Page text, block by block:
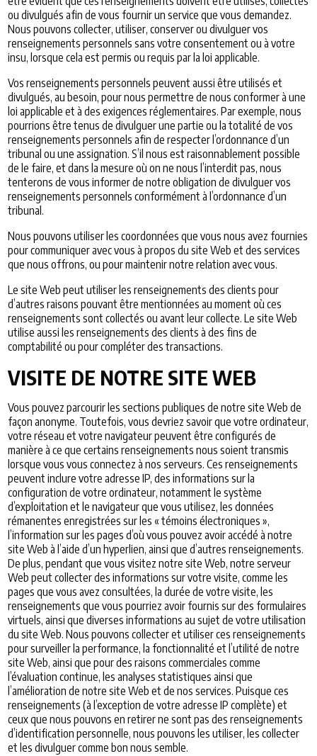
ou divulgués afin de vous fournir un service que vous demandez.
Nous pouvons collecter, utiliser, conserver ou divulguer vos
renseignements personnels sans votre consentement ou à votre
insu, lorsque cela est permis ou requis par la loi applicable.
Vos renseignements personnels peuvent aussi être utilisés et
divulgués, au besoin, pour nous permettre de nous conformer à une
loi applicable et à des exigences réglementaires. Par exemple, nous
pourrions être tenus de divulguer une partie ou la totalité de vos
renseignements personnels afin de respecter l’ordonnance d’un
tribunal ou une assignation. S’il nous est raisonnablement possible
de le faire, et dans la mesure où on ne nous l’interdit pas, nous
tenterons de vous informer de notre obligation de divulguer vos
renseignements personnels conformément à l’ordonnance d’un
tribunal.
Nous pouvons utiliser les coordonnées que vous nous avez fournies
pour communiquer avec vous à propos du site Web et des services
que nous offrons, ou pour maintenir notre relation avec vous.
Le site Web peut utiliser les renseignements des clients pour
d’autres raisons pouvant être mentionnées au moment où ces
renseignements sont collectés ou avant leur collecte. Le site Web
utilise aussi les renseignements des clients à des fins de
comptabilité ou pour compléter des transactions.
VISITE DE NOTRE SITE WEB
Vous pouvez parcourir les sections publiques de notre site Web de
façon anonyme. Toutefois, vous devriez savoir que votre ordinateur,
votre réseau et votre navigateur peuvent être configurés de
manière à ce que certains renseignements nous soient transmis
lorsque vous vous connectez à nos serveurs. Ces renseignements
peuvent inclure votre adresse IP, des informations sur la
configuration de votre ordinateur, notamment le système
d’exploitation et le navigateur que vous utilisez, les données
rémanentes enregistrées sur les « témoins électroniques »,
l’information sur les pages d’où vous pouvez avoir accédé à notre
site Web à l’aide d’un hyperlien, ainsi que d’autres renseignements.
De plus, pendant que vous visitez notre site Web, notre serveur
Web peut collecter des informations sur votre visite, comme les
pages que vous avez consultées, la durée de votre visite, les
renseignements que vous pourriez avoir fournis sur des formulaires
virtuels, ainsi que diverses informations au sujet de votre utilisation
du site Web. Nous pouvons collecter et utiliser ces renseignements
pour surveiller la performance, la fonctionnalité et l’utilité de notre
site Web, ainsi que pour des raisons commerciales comme
l’évaluation continue, les analyses statistiques ainsi que
l’amélioration de notre site Web et de nos services. Puisque ces
renseignements (à l’exception de votre adresse IP complète) et
ceux que nous pouvons en retirer ne sont pas des renseignements
d’identification personnelle, nous pouvons les utiliser, les collecter
et les divulguer comme bon nous semble.